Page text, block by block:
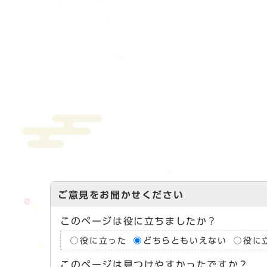
ご意見をお聞かせください
このページは役に立ちましたか？
役に立った どちらともいえない 役に
このページは見つけやすかったですか？